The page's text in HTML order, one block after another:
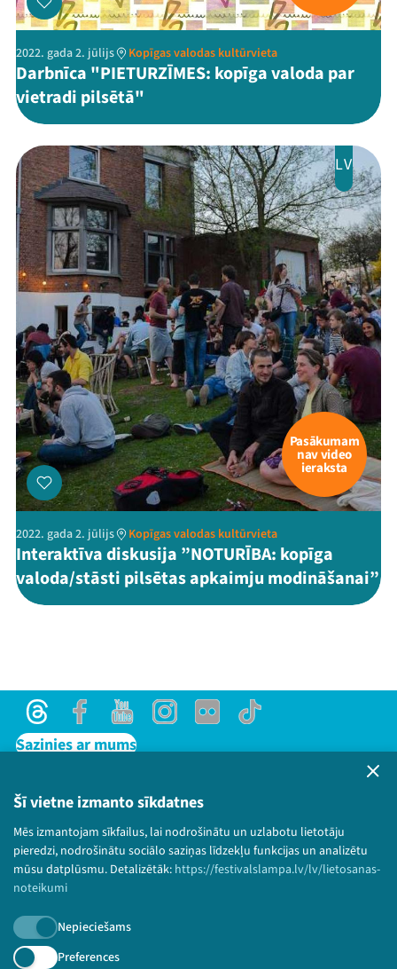
Šī vietne izmanto sīkdatnes
Mēs izmantojam sīkfailus, lai nodrošinātu un uzlabotu lietotāju
pieredzi, nodrošinātu sociālo saziņas līdzekļu funkcijas un analizētu
mūsu datplūsmu. Detalizētāk: https://festivalslampa.lv/lv/lietosanas-
noteikumi
Nepieciešams
Preferences
2022. gada 2. jūlijs Kopīgas valodas kultūrvieta
Darbnīca "PIETURZĪMES: kopīga valoda par
vietradi pilsētā"
LV
Pasākumam
nav video
ieraksta
2022. gada 2. jūlijs Kopīgas valodas kultūrvieta
Interaktīva diskusija ”NOTURĪBA: kopīga
valoda/stāsti pilsētas apkaimju modināšanai”
ThreadsFacebookYoutubeInstagram
Flick TikTok
Sazinies ar mums
Lietošanas noteikumi un sīkdatņu politika
Bērnu aizsardzības politika
© 2026 Sarunu festivāls LAMPA Visas tiesības
paturētas.
Piesakies jaunumiem!